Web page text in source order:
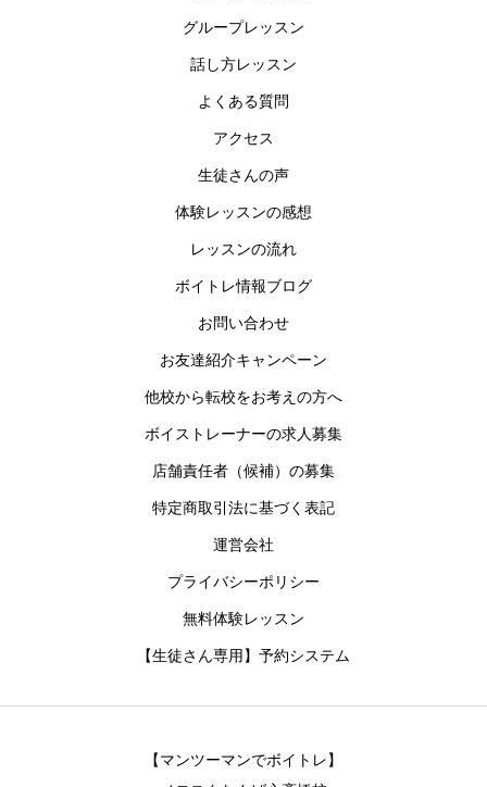
グループレッスン
話し方レッスン
よくある質問
アクセス
生徒さんの声
体験レッスンの感想
レッスンの流れ
ボイトレ情報ブログ
お問い合わせ
お友達紹介キャンペーン
他校から転校をお考えの方へ
ボイストレーナーの求人募集
店舗責任者（候補）の募集
特定商取引法に基づく表記
運営会社
プライバシーポリシー
無料体験レッスン
【生徒さん専用】予約システム
【マンツーマンでボイトレ】